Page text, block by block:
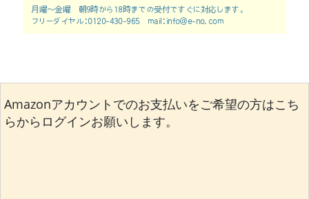
月曜～金曜 朝9時から18時までの受付ですぐに対応します。
フリーダイヤル：0120-430-965 mail： info@e-no.com
Amazonアカウントでのお支払いをご希望の方はこち
らからログインお願いします。